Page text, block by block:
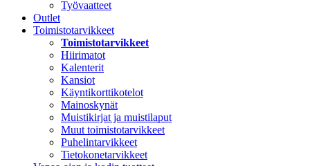
Työvaatteet
Outlet
Toimistotarvikkeet
Toimistotarvikkeet
Hiirimatot
Kalenterit
Kansiot
Käyntikorttikotelot
Mainoskynät
Muistikirjat ja muistilaput
Muut toimistotarvikkeet
Puhelintarvikkeet
Tietokonetarvikkeet